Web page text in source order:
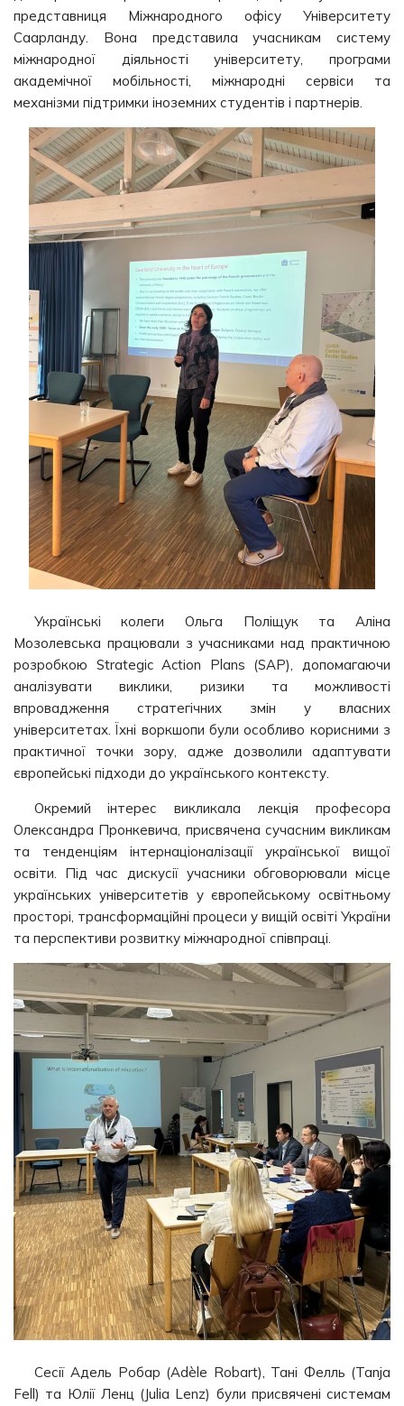
представниця Міжнародного офісу Університету
Саарланду. Вона представила учасникам систему
міжнародної діяльності університету, програми
академічної мобільності, міжнародні сервіси та
механізми підтримки іноземних студентів і партнерів.
Українські колеги Ольга Поліщук та Аліна
Мозолевська працювали з учасниками над практичною
розробкою Strategic Action Plans (SAP), допомагаючи
аналізувати виклики, ризики та можливості
впровадження стратегічних змін у власних
університетах. Їхні воркшопи були особливо корисними з
практичної точки зору, адже дозволили адаптувати
європейські підходи до українського контексту.
Окремий інтерес викликала лекція професора
Олександра Пронкевича, присвячена сучасним викликам
та тенденціям інтернаціоналізації української вищої
освіти. Під час дискусії учасники обговорювали місце
українських університетів у європейському освітньому
просторі, трансформаційні процеси у вищій освіті України
та перспективи розвитку міжнародної співпраці.
Сесії Адель Робар (Adèle Robart), Тані Фелль (Tanja
Fell) та Юлії Ленц (Julia Lenz) були присвячені системам